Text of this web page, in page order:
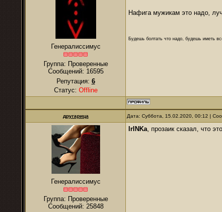
Генералиссимус
Группа: Проверенные
Сообщений: 16595
Репутация: 6
Статус: Offline
Нафига мужикам это надо,
Будешь болтать что надо, будешь иметь
другарица Дата: Суббота, 15.02.2020, 00:12 |
Генералиссимус
Группа: Проверенные
Сообщений: 25848
IrINKa, прозаик сказал, что